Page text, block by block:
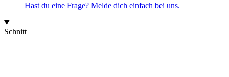
Hast du eine Frage? Melde dich einfach bei uns.
Schnitt